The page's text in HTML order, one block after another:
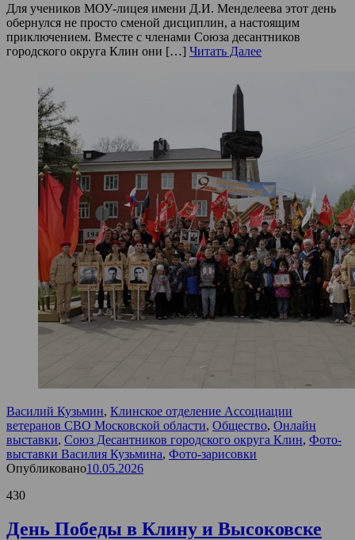
Для учеников МОУ-лицея имени Д.И. Менделеева этот день
обернулся не просто сменой дисциплин, а настоящим
приключением. Вместе с членами Союза десантников
городского округа Клин они […] Читать Далее
Василий Кузьмин, Клинское отделение Ассоциации
ветеранов СВО Московской области, Общество, Онлайн
выставки, Союз Десантников городского округа Клин, Фото-
выставки Василия Кузьмина, Фото-зарисовки
Опубликовано10.05.2026
430
День Победы в Клину и Высоковске